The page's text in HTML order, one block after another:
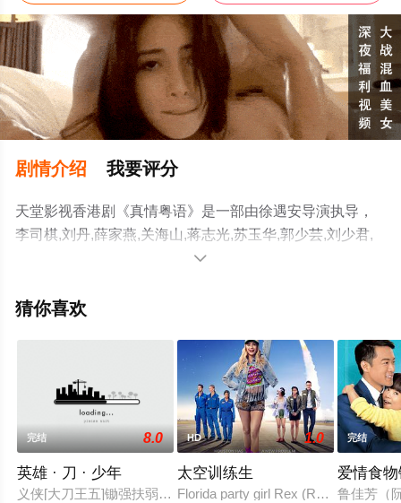
剧情介绍 我要评分
天堂影视香港剧《真情粤语》是一部由徐遇安导演执导，
李司棋,刘丹,薛家燕,关海山,蒋志光,苏玉华,郭少芸,刘少君,
刘恺威,谭倩红,卢庆辉,张慧仪,黄智贤,罗霖,曾江,邝文珣,苑
局剧情已揭晓（639集全），手机免费观看高清未删减完整
瓣电视剧、电视猫或剧情网等平台了解。

猜你喜欢
完结 8.0
英雄 · 刀 · 少年
义侠[大刀王五]锄强扶弱一刀平天下。知己难求，能舍身为友的
HD 1.0
太空训练生
Florida party girl Rex (Roberts) turns
完结
爱情食
鲁佳芳（